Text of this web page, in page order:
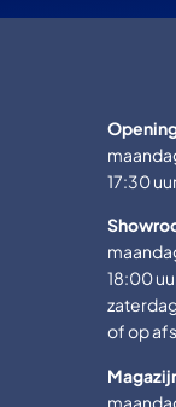
17:30
18:00
of op